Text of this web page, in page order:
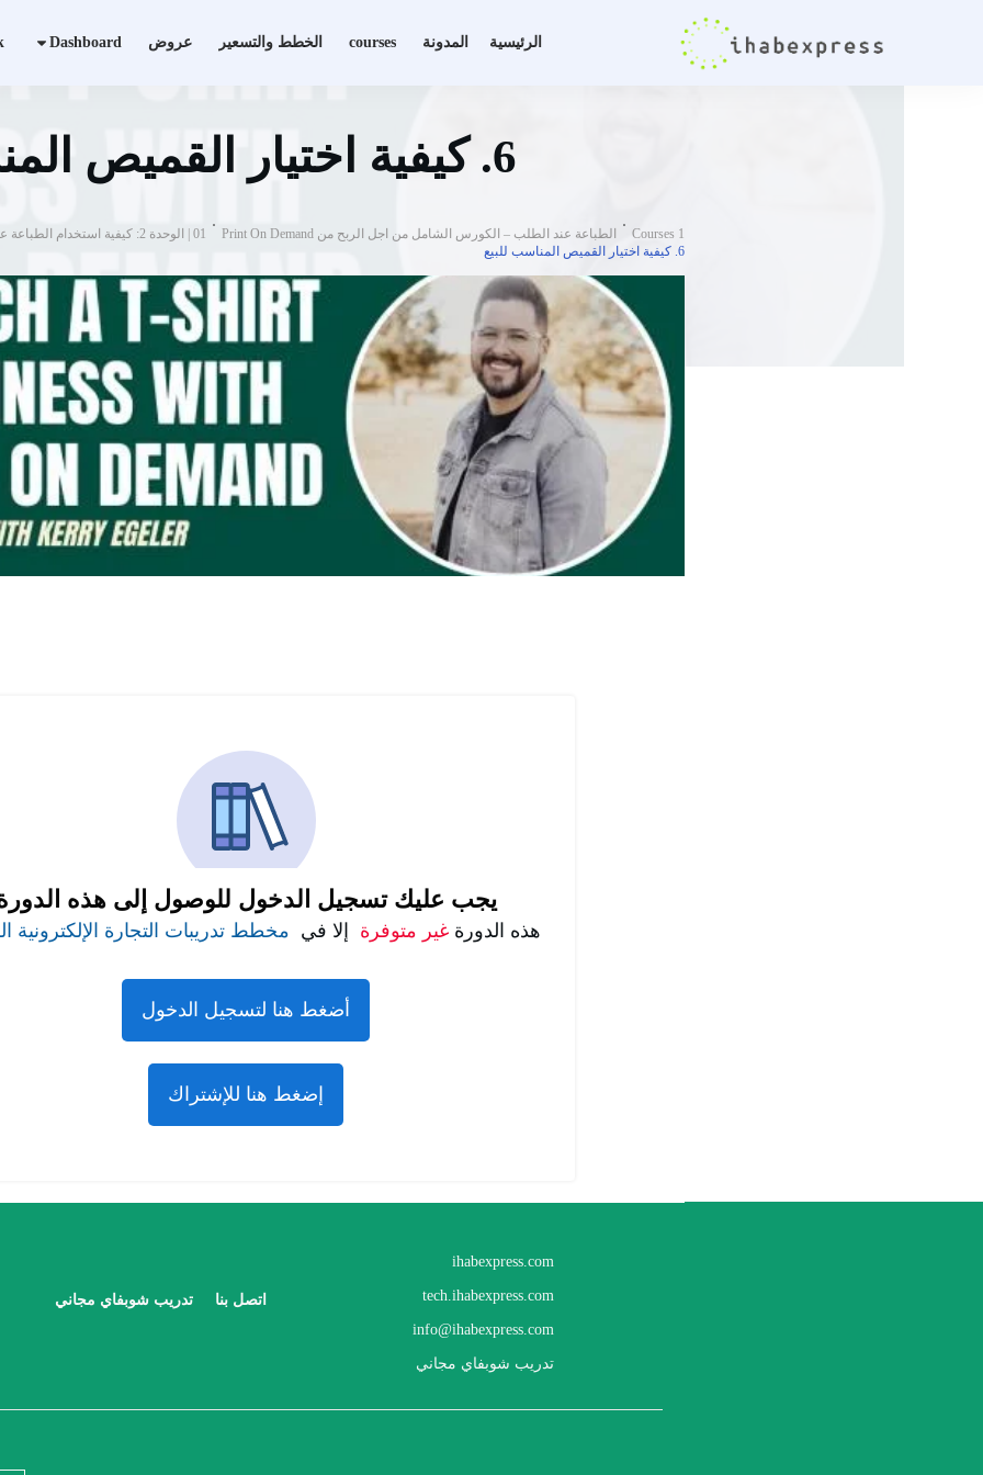
الرئيسية المدونة courses الخطط والتسعير عروض Dashboard
6. كيفية اختيار القميص المناسب للبيع
Courses 1 الطباعة عند الطلب – الكورس الشامل من اجل الربح من Print On Demand
01 | الوحدة 2: كيفية استخدام الطباعة عند الطلب
6. كيفية اختيار القميص المناسب للبيع
يجب عليك تسجيل الدخول للوصول إلى هذه
هذه الدورةغير متوفرة إلا في مخطط تدريبات التجارة الإلكترونية
أضغط هنا لتسجيل الدخول
إضغط هنا للإشتراك
ihabexpress.com
tech.ihabexpress.com
info@ihabexpress.com
تدريب شوبفاي مجاني
اتصل بنا تدريب شوبفاي مجاني